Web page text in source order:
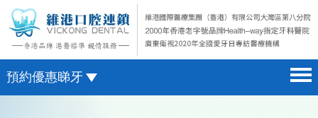
預約優惠睇牙